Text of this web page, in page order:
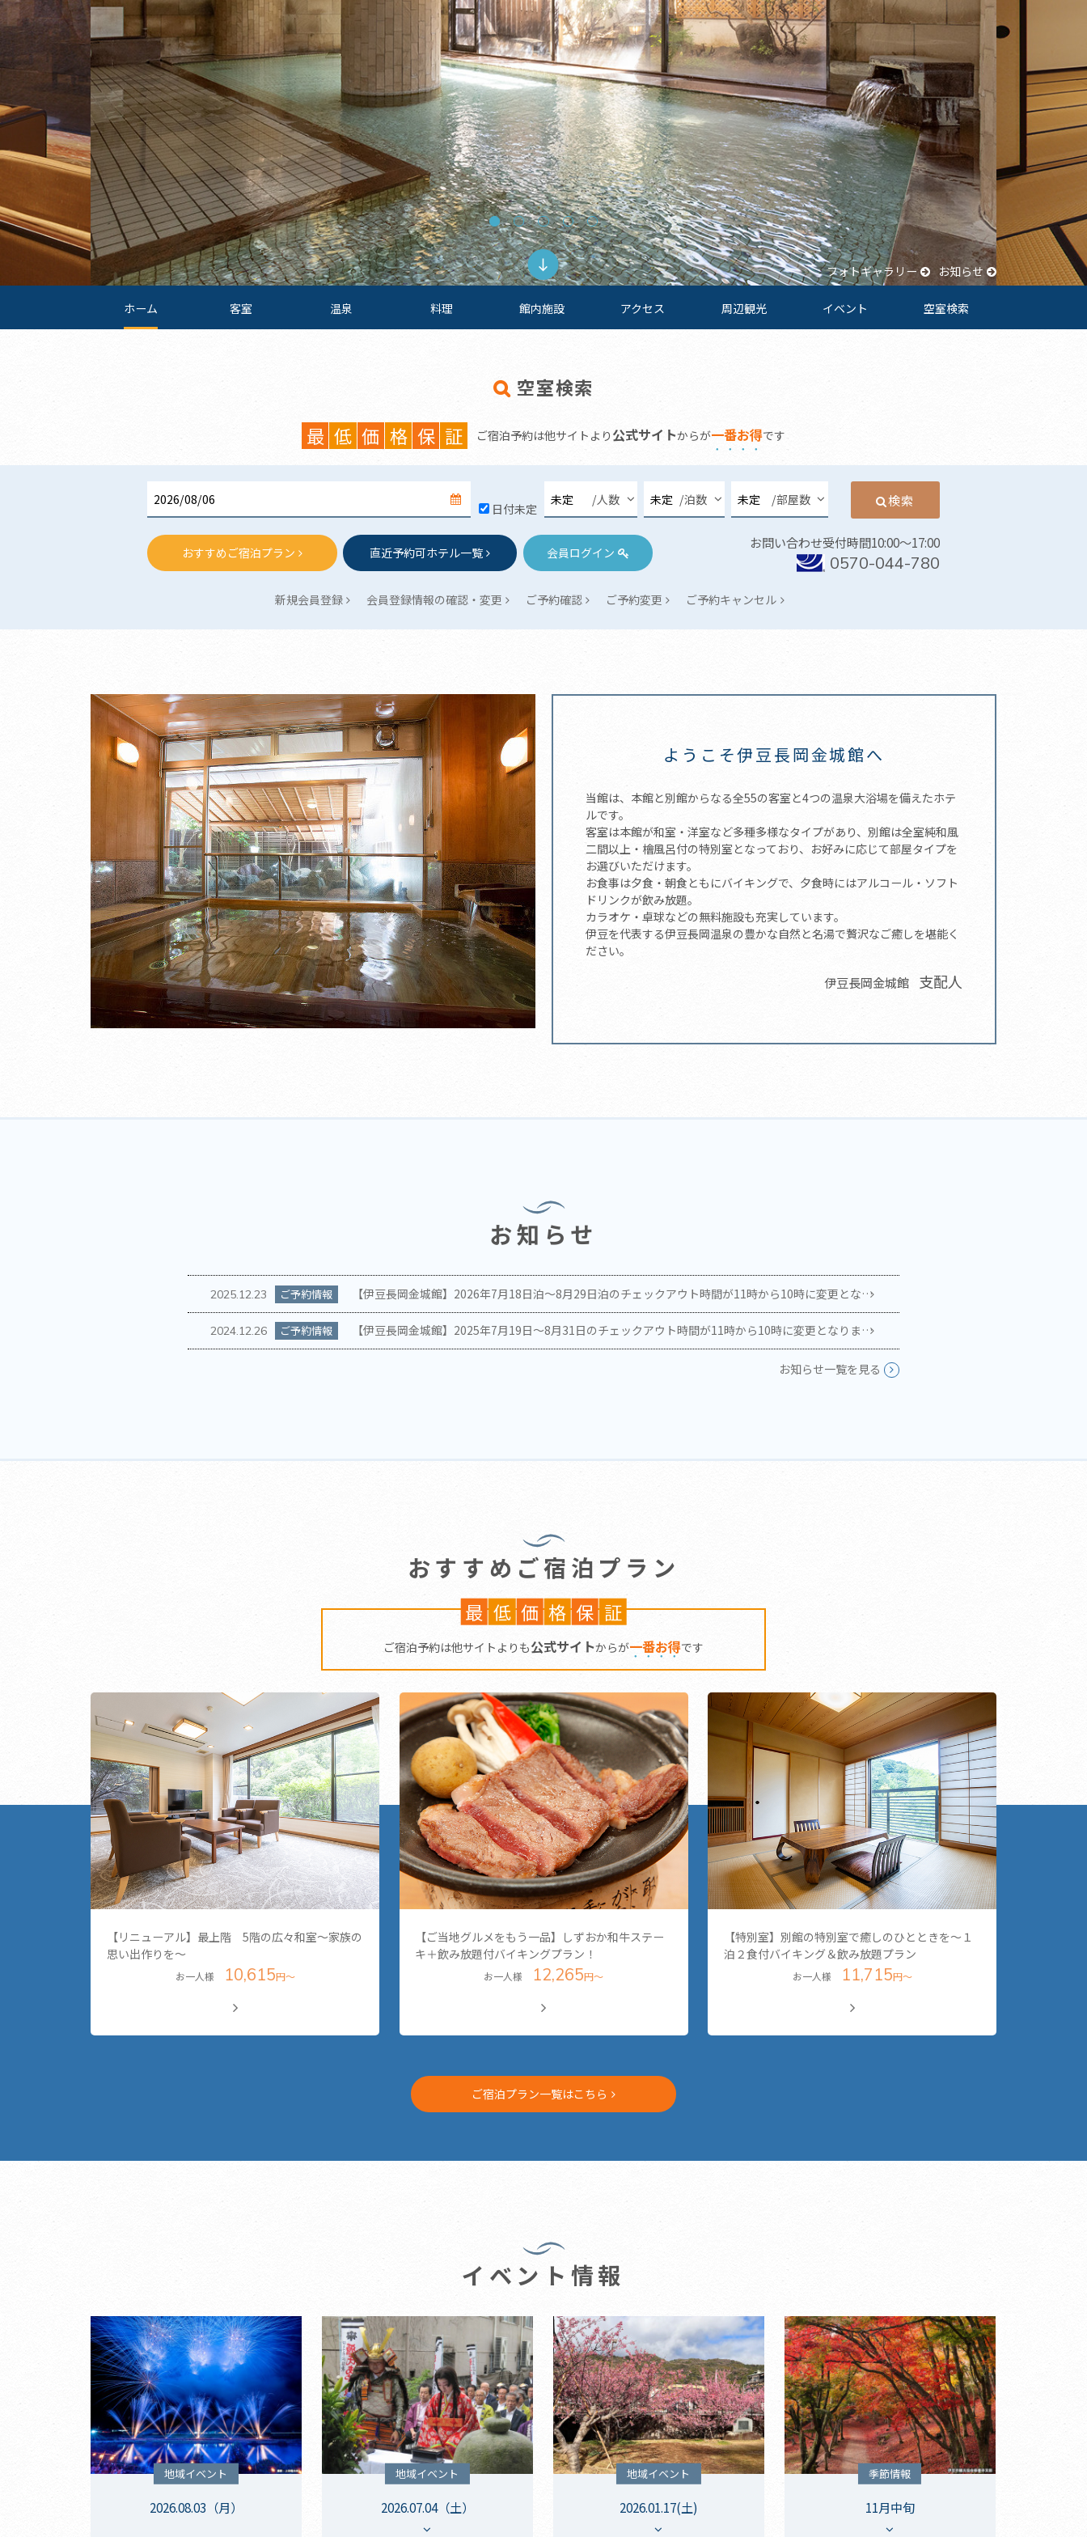
フォトギャラリー お知らせ
ホーム 客室 温泉 料理 館内施設 アクセス 周辺観光 イベント 空室検索
空室検索
最 低 価 格 保 証 ご宿泊予約は他サイトより 公式サイトからが一番お得です
日付未定
/人数 /泊数 /部屋数 検索
おすすめご宿泊プラン 直近予約可ホテル一覧 会員ログイン
お問い合わせ受付時間10:00～17:00
0570-044-780
新規会員登録 会員登録情報の確認・変更 ご予約確認 ご予約変更 ご予約キャンセル
ようこそ伊豆長岡金城館へ
当館は、本館と別館からなる全55の客室と4つの温泉大浴場を備えたホテ
ルです。
客室は本館が和室・洋室など多種多様なタイプがあり、別館は全室純和風
二間以上・檜風呂付の特別室となっており、お好みに応じて部屋タイプを
お選びいただけます。
お食事は夕食・朝食ともにバイキングで、夕食時にはアルコール・ソフト
ドリンクが飲み放題。
カラオケ・卓球などの無料施設も充実しています。
伊豆を代表する伊豆長岡温泉の豊かな自然と名湯で贅沢なご癒しを堪能く
ださい。
伊豆長岡金城館 支配人
お知らせ
2025.12.23 ご予約情報 【伊豆長岡金城館】2026年7月18日泊～8月29日泊のチェックアウト時間が11時から10時に変更となります。
2024.12.26 ご予約情報 【伊豆長岡金城館】2025年7月19日～8月31日のチェックアウト時間が11時から10時に変更となります。
お知らせ一覧を見る
おすすめご宿泊プラン
最 低 価 格 保 証
ご宿泊予約は他サイトよりも公式サイトからが一番お得です
【リニューアル】最上階 5階の広々和室～家族の
思い出作りを～
お一人様 10,615円～
【ご当地グルメをもう一品】しずおか和牛ステー
キ＋飲み放題付バイキングプラン！
お一人様 12,265円～
【特別室】別館の特別室で癒しのひとときを～１
泊２食付バイキング＆飲み放題プラン
お一人様 11,715円～
ご宿泊プラン一覧はこちら
イベント情報
地域イベント
2026.08.03（月）
地域イベント
2026.07.04（土）
地域イベント
2026.01.17(土)
季節情報
11月中旬